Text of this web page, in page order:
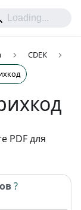
CDEK
PDF для
?